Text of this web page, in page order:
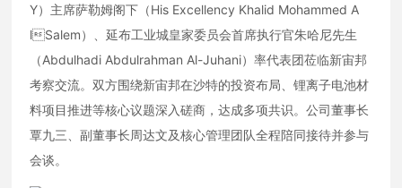
可持续发展
投资者关系
江南网站
Y）主席萨勒姆阁下（His Excellency Khalid Mohammed A
lSalem）、延布工业城皇家委员会首席执行官朱哈尼先生
（Abdulhadi Abdulrahman Al-Juhani）率代表团莅临新宙邦
考察交流。双方围绕新宙邦在沙特的投资布局、锂离子电池材
料项目推进等核心议题深入磋商，达成多项共识。公司董事长
覃九三、副董事长周达文及核心管理团队全程陪同接待并参与
会谈。